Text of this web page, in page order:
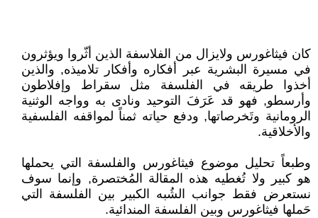
كان فيثاغورس ولايزال من الفلاسفة الذين أثّروا ويؤثرون
في مسيرة البشرية عبر أفكاره وأفكار تلاميذه, والذين
أخذوا طريقه في الفلسفة مثل سقراط وإفلاطون
وأرسطو, فهو قد عَرَفَ التوحيد ونادى به وواجه الوثنية
الرومانية وتَخرصاتها, ودفع حياته ثمناً لمواقفه الفلسفية
والأخلاقية.
وطبعاً تحليل موضوع فيثاغورس والفلسفة التي يحملها
هو كبير ولا تُغطيه هذه المقالة المُختصرة, وإنما سوف
نستعرض فقط جوانب الشُبه الكبير بين الفلسفة التي
حَملها فيثاغورس وبين الفلسفة المندائية.